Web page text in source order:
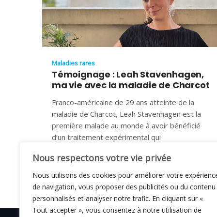
Nous respectons votre vie privée
Nous utilisons des cookies pour améliorer votre
de navigation, vous proposer des publicités ou du contenu
personnalisés et analyser notre trafic. En cliquant sur «
Tout accepter », vous consentez à notre utilisation de
Maladies rares
Témoignage : Leah Stavenhagen,
ma vie avec la maladie de Charcot
Franco-américaine de 29 ans atteinte de la
maladie de Charcot, Leah Stavenhagen est la
première malade au monde à avoir bénéficié
d’un traitement expérimental qui
3 OCTOBRE 2022